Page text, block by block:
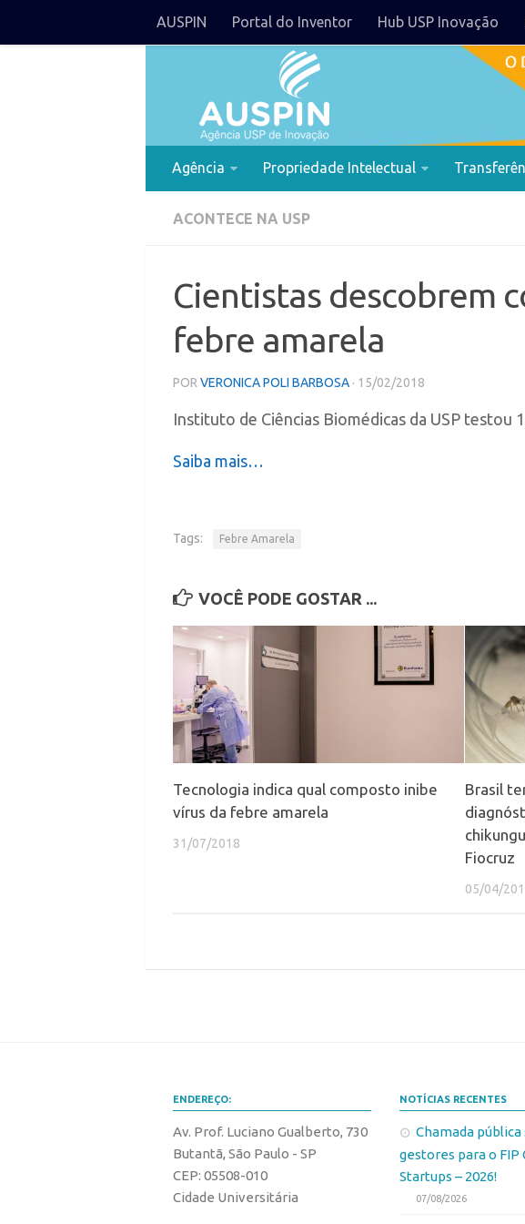
AUSPIN Portal do Inventor Hub USP Inovação
Agência Propriedade Intelectual
ACONTECE NA USP
Cientistas descobrem
febre amarela
POR VERONICA POLI BARBOSA · 15/02/2018
Instituto de Ciências Biomédicas da USP testou
Saiba mais…
Tags: Febre Amarela
VOCÊ PODE GOSTAR ...
Tecnologia indica qual composto inibe
vírus da febre amarela
31/07/2018
Brasil
Fiocruz
05/04/
ENDEREÇO:
Av. Prof. Luciano Gualberto, 730
Butantã, São Paulo - SP
CEP: 05508-010
Cidade Universitária
NOTÍCIAS RECENTES
Chamada
gestores para o FIP
Startups – 2026!
07/08/2026